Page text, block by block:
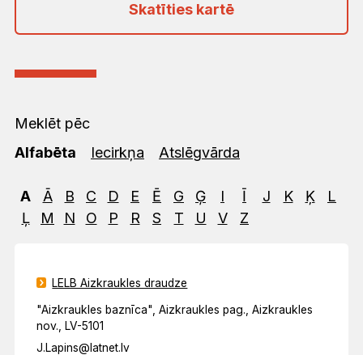
Skatīties kartē
Meklēt pēc
Alfabēta
Iecirkņa Atslēgvārda
A Ā B C D E Ē G Ģ I Ī J K Ķ
L
Ļ
M N O P R S T U V Z
LELB Aizkraukles draudze
"Aizkraukles baznīca", Aizkraukles pag., Aizkraukles
nov., LV-5101
J.Lapins@latnet.lv